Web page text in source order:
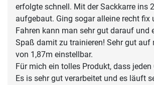
erfolgte schnell. Mit der Sackkarre ins
aufgebaut. Ging sogar alleine recht fix
Fahren kann man sehr gut darauf und
Spaß damit zu trainieren! Sehr gut auf
von 1,87m einstellbar.
Für mich ein tolles Produkt, dass jeden
Es is sehr gut verarbeitet und es läuft